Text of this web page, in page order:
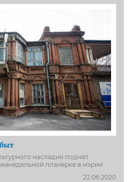
наследия поднял
планерке в мэрии
22.06.2020